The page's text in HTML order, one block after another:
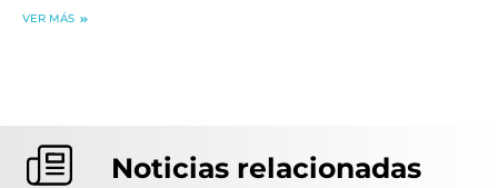
VER MÁS
Noticias relacionadas